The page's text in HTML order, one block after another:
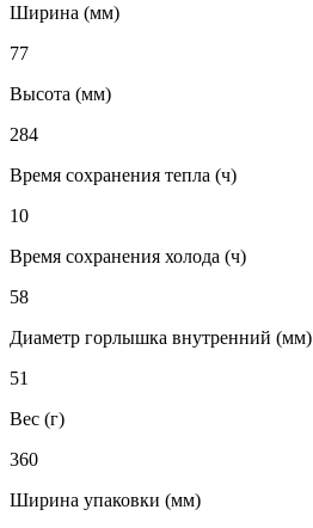
Ширина (мм)
77
Высота (мм)
284
Время сохранения тепла (ч)
10
Время сохранения холода (ч)
58
Диаметр горлышка внутренний (мм)
51
Вес (г)
360
Ширина упаковки (мм)